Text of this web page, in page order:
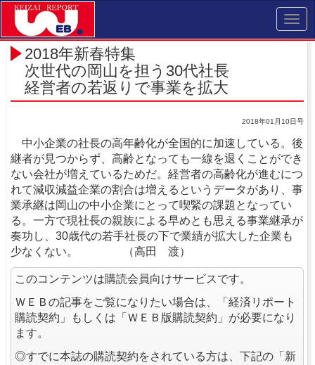
2018年新春特集
次世代の岡山を担う30代社長
経営者の若返りで事業を拡大
2018年01月10日号
中小企業の社長の高年齢化が全国的に加速している。後
継者が見つからず、高齢となっても一線を退くことができ
ない会社が増えているためだ。経営者の高齢化が進むにつ
れて減収減益企業の割合は増えるというデータがあり、事
業承継は岡山の中小企業にとって喫緊の課題となってい
る。一方で現社長の親族による早めとも思える事業継承が
奏功し、30歳代の若手社長の下で業績が拡大した企業も
少なくない。 （高田 渡）
このコンテンツは購読会員向けサービスです。
ＷＥＢの記事をご覧になりたい場合は、「経済リポート
購読契約」もしくは「ＷＥＢ版購読契約」が必要になり
ます。
◎すでに本誌の購読契約をされている方は、下記の「新